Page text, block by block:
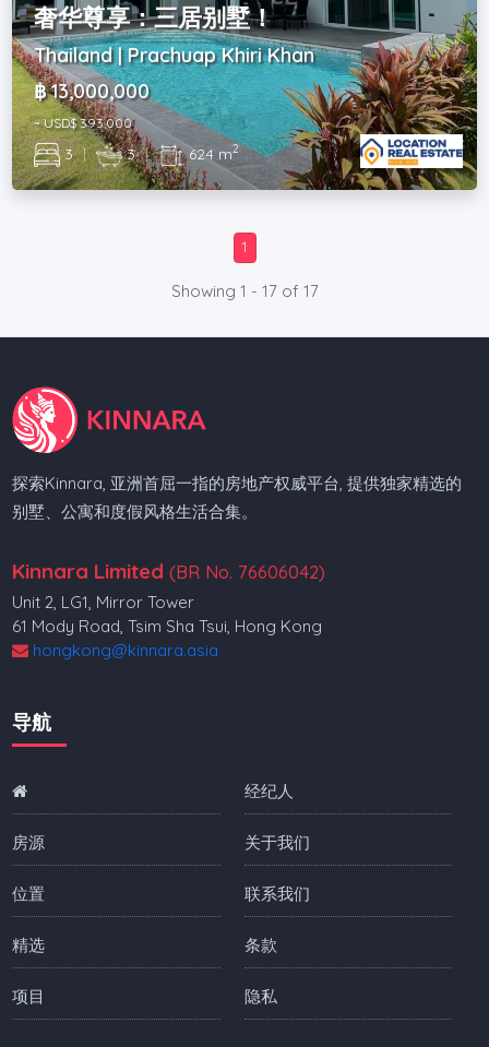
奢华尊享：三居别墅！
Thailand | Prachuap Khiri Khan
฿ 13,000,000
~ USD$ 393,000
3 | 3 | 624 m2
1
Showing 1 - 17 of 17
探索Kinnara, 亚洲首屈一指的房地产权威平台, 提供独家精选的
别墅、公寓和度假风格生活合集。
Kinnara Limited (BR No. 76606042)
Unit 2, LG1, Mirror Tower
61 Mody Road, Tsim Sha Tsui, Hong Kong
hongkong@kinnara.asia
导航
房源
位置
精选
项目
经纪人
关于我们
联系我们
条款
隐私